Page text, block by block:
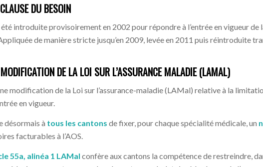
DU BESOIN
été introduite provisoirement en 2002 pour répondre à l’entrée en vigueur
de manière stricte jusqu’en 2009, levée en 2011 puis réintroduite
DE LA LOI SUR L’ASSURANCE MALADIE (LAMAL)
modification de la Loi sur l’assurance-maladie (LAMal) relative à la
en vigueur.
désormais à tous les cantons de fixer, pour chaque spécialité médicale, un
facturables à l’AOS.
55a, alinéa 1 LAMal confère aux cantons la compétence de restreindre,